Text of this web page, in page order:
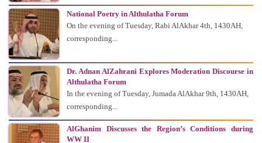
National Poetry in Althulatha Forum
On the evening of Tuesday, Rabi AlAkhar 4th, 1430AH,
corresponding...
Dr. Adnan AlZahrani Explores Moderation Discourse in
Althulatha Forum
In the evening of Tuesday, Jumada AlAkhar 9th, 1430AH,
corresponding...
AlGhanim Discusses the Region’s Conditions during
WW II